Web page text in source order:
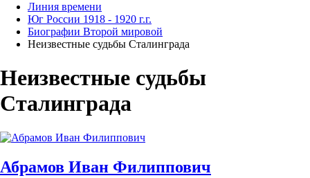
Линия времени
Юг России 1918 - 1920 г.г.
Биографии Второй мировой
Неизвестные судьбы Сталинграда
Неизвестные судьбы
Сталинграда
Абрамов Иван Филиппович